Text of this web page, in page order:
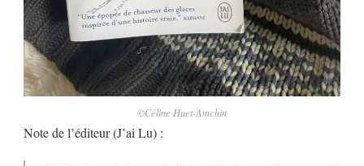
©Céline Huet-Amchin
Note de l’éditeur (J’ai Lu) :